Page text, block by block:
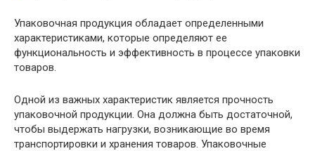
Упаковочная продукция обладает определенными
характеристиками, которые определяют ее
функциональность и эффективность в процессе упаковки
товаров.
Одной из важных характеристик является прочность
упаковочной продукции. Она должна быть достаточной,
чтобы выдержать нагрузки, возникающие во время
транспортировки и хранения товаров. Упаковочные